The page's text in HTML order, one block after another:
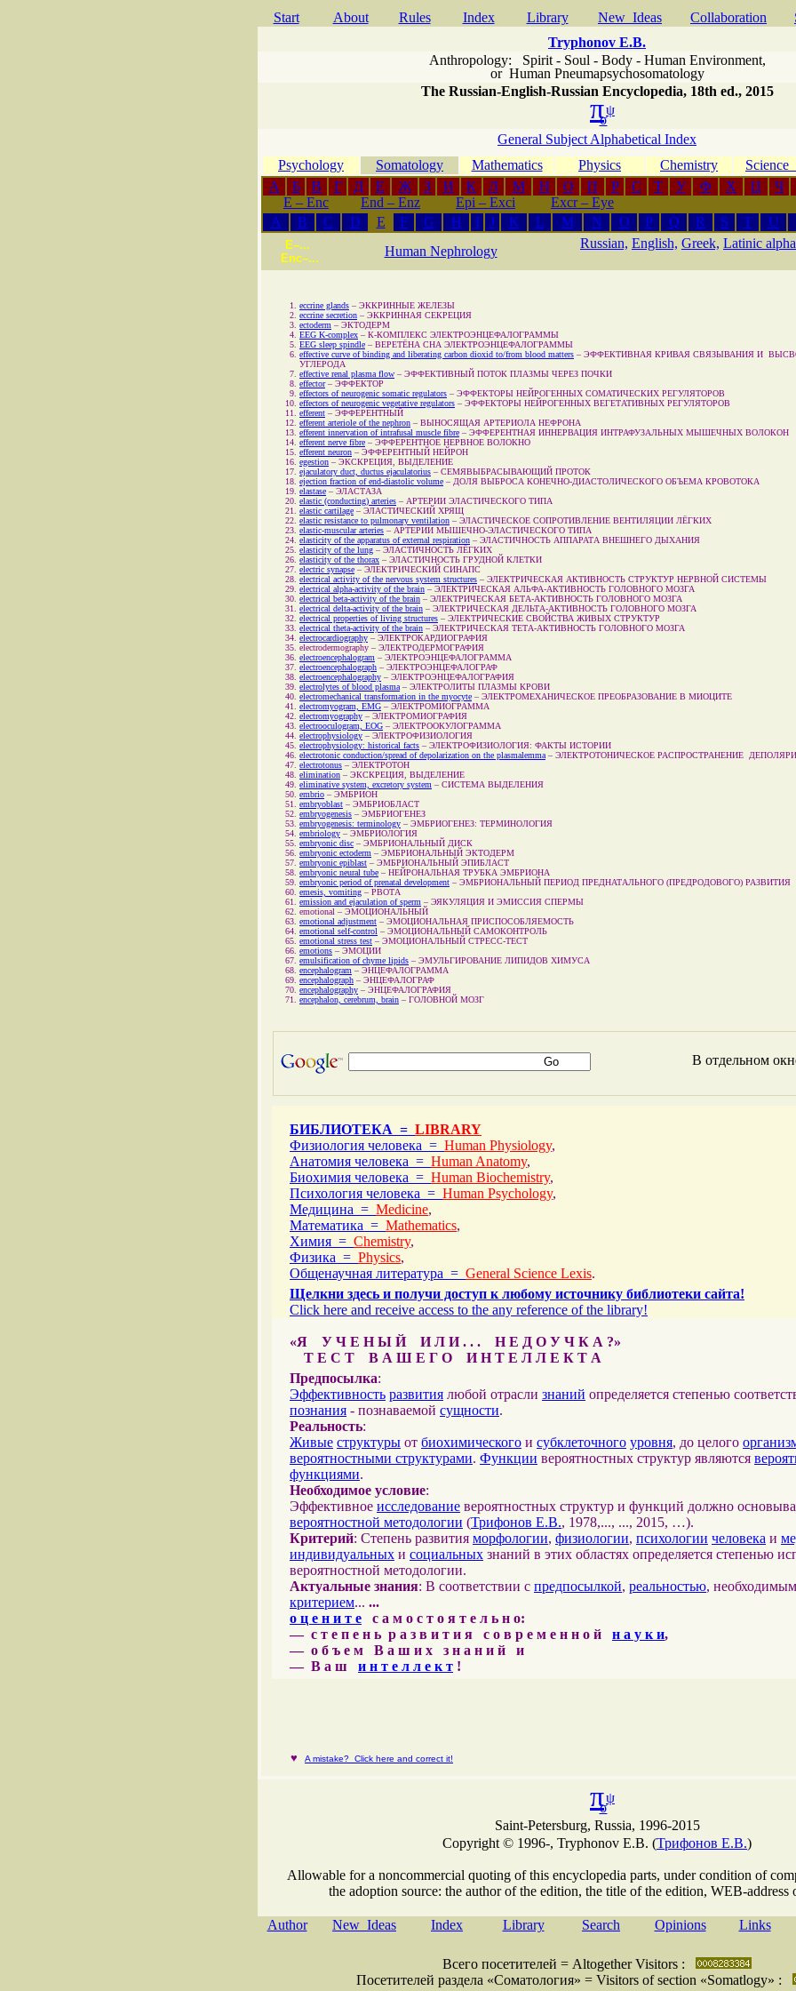
Start About Rules Index Library New Ideas Сollaboration
Tryphonov E.B.
Anthropology: Spirit - Soul - Body - Human Environment,
or Human Pneumapsychosomatology
The Russian-English-Russian Encyclopedia, 18th ed., 2015
πψ
σ
General Subject Alphabetical Index
Psychology
Somatology Mathematics Physics Chemistry
А
Б В Г Д Е Ж З И К Л М Н О П Р С Т У Ф Х Ц Ч
E – Enc
End – Enz Epi – Exci
Excr – Eye
A
B C D E F G H I J K L M N O P Q R S T U
E–...
Enc–...
Human Nephrology
Russian, English, Greek, Latinic
eccrine glands – ЭККРИННЫЕ ЖЕЛЕЗЫ
eccrine secretion – ЭККРИННАЯ СЕКРЕЦИЯ
ectoderm – ЭКТОДЕРМ
EEG K-complex – К-КОМПЛЕКС ЭЛЕКТРОЭНЦЕФАЛОГРАММЫ
EEG sleep spindle – ВЕРЕТЁНА СНА ЭЛЕКТРОЭНЦЕФАЛОГРАММЫ
effective curve of binding and liberating carbon dioxid to/from blood matters – ЭФФЕКТИВНАЯ КРИВАЯ СВЯЗЫВАНИЯ И
УГЛЕРОДА
effective renal plasma flow – ЭФФЕКТИВНЫЙ ПОТОК ПЛАЗМЫ ЧЕРЕЗ ПОЧКИ
effector– ЭФФЕКТОР
effectors of neurogenic somatic regulators – ЭФФЕКТОРЫ НЕЙРОГЕННЫХ СОМАТИЧЕСКИХ РЕГУЛЯТОРОВ
effectors of neurogenic vegetative regulators – ЭФФЕКТОРЫ НЕЙРОГЕННЫХ ВЕГЕТАТИВНЫХ РЕГУЛЯТОРОВ
efferent – ЭФФЕРЕНТНЫЙ
efferent arteriole of the nephron – ВЫНОСЯЩАЯ АРТЕРИОЛА НЕФРОНА
efferent innervation of intrafusal muscle fibre – ЭФФЕРЕНТНАЯ ИННЕРВАЦИЯ ИНТРАФУЗАЛЬНЫХ МЫШЕЧНЫХ ВОЛОКОН
efferent nerve fibre – ЭФФЕРЕНТНОЕ НЕРВНОЕ ВОЛОКНО
efferent neuron – ЭФФЕРЕНТНЫЙ НЕЙРОН
egestion – ЭКСКРЕЦИЯ, ВЫДЕЛЕНИЕ
ejaculatory duct, ductus ejaculatorius – СЕМЯВЫБРАСЫВАЮЩИЙ ПРОТОК
ejection fraction of end-diastolic volume – ДОЛЯ ВЫБРОСА КОНЕЧНО-ДИАСТОЛИЧЕСКОГО ОБЪЕМА КРОВОТОКА
elastase – ЭЛАСТАЗА
elastic (conducting) arteries – АРТЕРИИ ЭЛАСТИЧЕСКОГО ТИПА
elastic cartilage – ЭЛАСТИЧЕСКИЙ ХРЯЩ
elastic resistance to pulmonary ventilation – ЭЛАСТИЧЕСКОЕ СОПРОТИВЛЕНИЕ ВЕНТИЛЯЦИИ ЛЁГКИХ
elastic-muscular arteries – АРТЕРИИ МЫШЕЧНО-ЭЛАСТИЧЕСКОГО ТИПА
elasticity of the apparatus of external respiration – ЭЛАСТИЧНОСТЬ АППАРАТА ВНЕШНЕГО ДЫХАНИЯ
elasticity of the lung – ЭЛАСТИЧНОСТЬ ЛЁГКИХ
elasticity of the thorax – ЭЛАСТИЧНОСТЬ ГРУДНОЙ КЛЕТКИ
electric synapse – ЭЛЕКТРИЧЕСКИЙ СИНАПС
electrical activity of the nervous system structures – ЭЛЕКТРИЧЕСКАЯ АКТИВНОСТЬ СТРУКТУР НЕРВНОЙ СИСТЕМЫ
electrical alpha-activity of the brain – ЭЛЕКТРИЧЕСКАЯ АЛЬФА-АКТИВНОСТЬ ГОЛОВНОГО МОЗГА
electrical beta-activity of the brain – ЭЛЕКТРИЧЕСКАЯ БЕТА-АКТИВНОСТЬ ГОЛОВНОГО МОЗГА
electrical delta-activity of the brain – ЭЛЕКТРИЧЕСКАЯ ДЕЛЬТА-АКТИВНОСТЬ ГОЛОВНОГО МОЗГА
electrical properties of living structures – ЭЛЕКТРИЧЕСКИЕ СВОЙСТВА ЖИВЫХ СТРУКТУР
electrical theta-activity of the brain – ЭЛЕКТРИЧЕСКАЯ ТЕТА-АКТИВНОСТЬ ГОЛОВНОГО МОЗГА
electrocardiography – ЭЛЕКТРОКАРДИОГРАФИЯ
electrodermography – ЭЛЕКТРОДЕРМОГРАФИЯ
electroencephalogram – ЭЛЕКТРОЭНЦЕФАЛОГРАММА
electroencephalograph – ЭЛЕКТРОЭНЦЕФАЛОГРАФ
electroencephalography – ЭЛЕКТРОЭНЦЕФАЛОГРАФИЯ
electrolytes of blood plasma – ЭЛЕКТРОЛИТЫ ПЛАЗМЫ КРОВИ
electromechanical transformation in the myocyte – ЭЛЕКТРОМЕХАНИЧЕСКОЕ ПРЕОБРАЗОВАНИЕ В МИОЦИТЕ
electromyogram, EMG – ЭЛЕКТРОМИОГРАММА
electromyography – ЭЛЕКТРОМИОГРАФИЯ
electrooculogram, EOG – ЭЛЕКТРООКУЛОГРАММА
electrophysiology – ЭЛЕКТРОФИЗИОЛОГИЯ
electrophysiology: historical facts – ЭЛЕКТРОФИЗИОЛОГИЯ: ФАКТЫ ИСТОРИИ
electrotonic conduction/spread of depolarization on the plasmalemma – ЭЛЕКТРОТОНИЧЕСКОЕ РАСПРОСТРАНЕНИЕ
electrotonus – ЭЛЕКТРОТОН
elimination – ЭКСКРЕЦИЯ, ВЫДЕЛЕНИЕ
eliminative system, excretory system – СИСТЕМА ВЫДЕЛЕНИЯ
embrio – ЭМБРИОН
embryoblast – ЭМБРИОБЛАСТ
embryogenesis – ЭМБРИОГЕНЕЗ
embryogenesis: terminology – ЭМБРИОГЕНЕЗ: ТЕРМИНОЛОГИЯ
embriology – ЭМБРИОЛОГИЯ
embryonic disc – ЭМБРИОНАЛЬНЫЙ ДИСК
embryonic ectoderm – ЭМБРИОНАЛЬНЫЙ ЭКТОДЕРМ
embryonic epiblast – ЭМБРИОНАЛЬНЫЙ ЭПИБЛАСТ
embryonic neural tube – НЕЙРОНАЛЬНАЯ ТРУБКА ЭМБРИОНА
embryonic period of prenatal development – ЭМБРИОНАЛЬНЫЙ ПЕРИОД ПРЕДНАТАЛЬНОГО (ПРЕДРОДОВОГО) РАЗВИТИЯ
emesis, vomiting – РВОТА
emission and ejaculation of sperm – ЭЯКУЛЯЦИЯ И ЭМИССИЯ СПЕРМЫ
emotional – ЭМОЦИОНАЛЬНЫЙ
emotional adjustment – ЭМОЦИОНАЛЬНАЯ ПРИСПОСОБЛЯЕМОСТЬ
emotional self-control – ЭМОЦИОНАЛЬНЫЙ САМОКОНТРОЛЬ
emotional stress test – ЭМОЦИОНАЛЬНЫЙ СТРЕСС-ТЕСТ
emotions – ЭМОЦИИ
emulsification of chyme lipids – ЭМУЛЬГИРОВАНИЕ ЛИПИДОВ ХИМУСА
encephalogram – ЭНЦЕФАЛОГРАММА
encephalograph – ЭНЦЕФАЛОГРАФ
encephalography – ЭНЦЕФАЛОГРАФИЯ
encephalon, cerebrum, brain – ГОЛОВНОЙ МОЗГ
В отдельном
БИБЛИОТЕКА = LIBRARY
Физиология человека = Human Physiology,
Анатомия человека = Human Anatomy,
Биохимия человека = Human Biochemistry,
Психология человека = Human Psychology,
Медицина = Medicine,
Математика = Mathematics,
Химия = Chemistry,
Физика = Physics,
Общенаучная литература = General Science Lexis.
Щелкни здесь и получи доступ к любому источнику библиотеки сайта!
Click here and receive access to the any reference of the library!
«Я У Ч Е Н Ы Й И Л И . . . Н Е Д О У Ч К А ?»
Т Е С Т В А Ш Е Г О И Н Т Е Л Л Е К Т А
Предпосылка:
Эффективность развития любой отрасли знаний определяется степенью
познания - познаваемой сущности.
Реальность:
Живые структуры от биохимического и субклеточного уровня, до целого
вероятностными структурами. Функции вероятностных структур являются
функциями.
Необходимое условие:
Эффективное исследование вероятностных структур и функций должно
вероятностной методологии (Трифонов Е.В., 1978,..., ..., 2015, …).
Критерий: Степень развития морфологии, физиологии, психологии человека и
индивидуальных и социальных знаний в этих областях определяется степенью
вероятностной методологии.
Актуальные знания: В соответствии с предпосылкой, реальностью, необходимым
критерием... ...
о ц е н и т е с а м о с т о я т е л ь н о:
— с т е п е н ь р а з в и т и я с о в р е м е н н о й н а у к и,
— о б ъ е м В а ш и х з н а н и й и
— В а ш и н т е л л е к т !
♥ A mistake? Click here and correct it!
πψ
σ
Saint-Petersburg, Russia, 1996-2015
Copyright © 1996-, Tryphonov E.B. (Трифонов Е.В.)
Allowable for a noncommercial quoting of this encyclopedia parts, under condition of
the adoption source: the author of the edition, the title of the edition, WEB-address
Author New Ideas Index Library Search Opinions Links
Всего посетителей = Altogether Visitors :
Посетителей раздела «Соматология» = Visitors of section «Somatlogy» :